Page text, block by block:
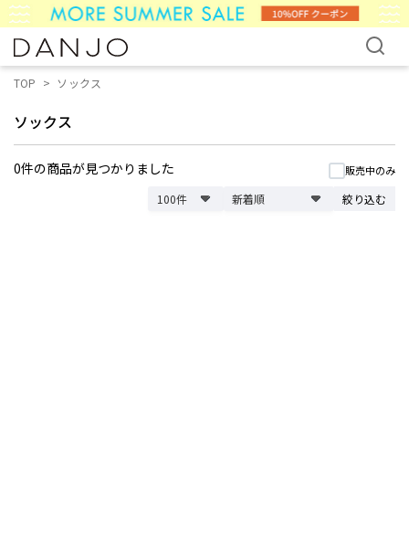
TOP ソックス
ソックス
0件の商品が見つかりました 販売中のみ
絞り込む